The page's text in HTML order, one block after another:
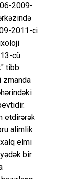
2009-
2011-ci
cü
tibb
zmanda
etdirərək
alimlik
elmi
bir